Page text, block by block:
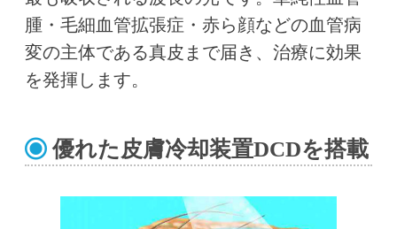
腫・毛細血管拡張症・赤ら顔などの血管病
変の主体である真皮まで届き、治療に効果
を発揮します。
優れた皮膚冷却装置DCDを搭載